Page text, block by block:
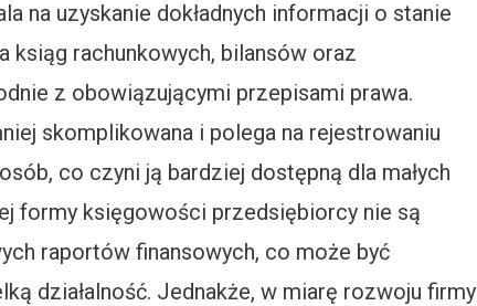
na uzyskanie dokładnych informacji o stanie
ksiąg rachunkowych, bilansów oraz
z obowiązującymi przepisami prawa.
skomplikowana i polega na rejestrowaniu
co czyni ją bardziej dostępną dla małych
formy księgowości przedsiębiorcy nie są
raportów finansowych, co może być
działalność. Jednakże, w miarę rozwoju firmy